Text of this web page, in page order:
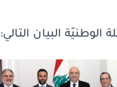
الوطنيّة البيان التالي: